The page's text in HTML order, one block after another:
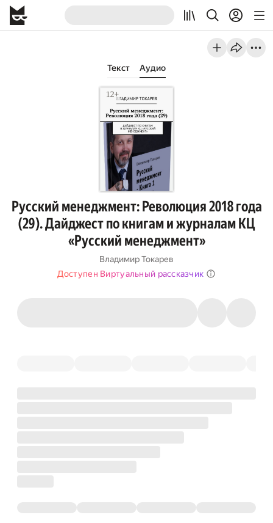
Текст Аудио
Русский менеджмент: Революция 2018 года
(29). Дайджест по книгам и журналам КЦ
«Русский менеджмент»
Владимир Токарев
Доступен Виртуальный рассказчик